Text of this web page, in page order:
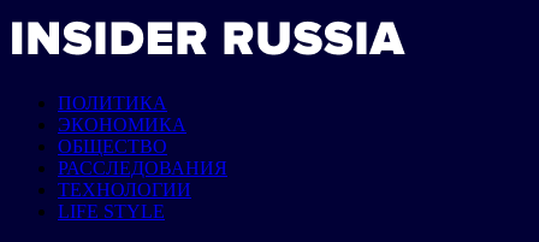
ПОЛИТИКА
ЭКОНОМИКА
ОБЩЕСТВО
РАССЛЕДОВАНИЯ
ТЕХНОЛОГИИ
LIFE STYLE